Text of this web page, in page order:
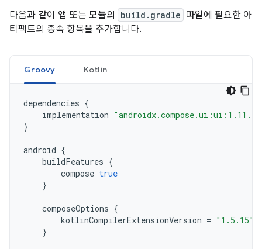
다음과 같이 앱 또는 모듈의
build.gradle 파일에 필요한 아
티팩트의 종속 항목을 추가합니다.
Groovy Kotlin
dependencies {
implementation "androidx.compose.ui:ui:1.11.4"
}
android {
buildFeatures {
compose true
}
composeOptions {
kotlinCompilerExtensionVersion = "1.5.15"
}